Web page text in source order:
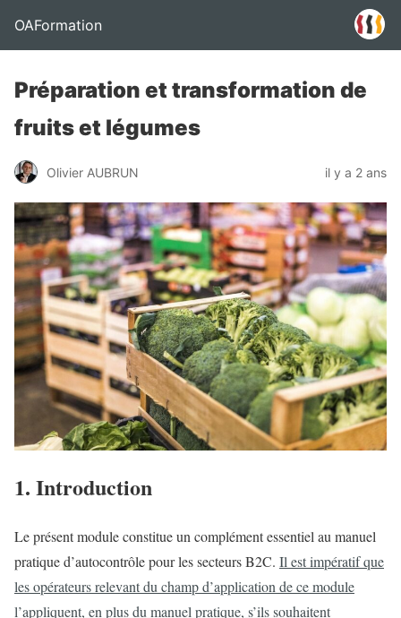
OAFormation
Préparation et transformation de
fruits et légumes
Olivier AUBRUN il y a 2 ans
1. Introduction
Le présent module constitue un complément essentiel au manuel
pratique d’autocontrôle pour les secteurs B2C. Il est impératif que
les opérateurs relevant du champ d’application de ce module
l’appliquent, en plus du manuel pratique, s’ils souhaitent